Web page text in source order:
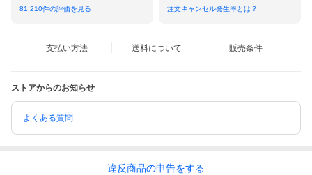
81,210件の評価を見る 注文キャンセル発生率とは？
支払い方法 送料について 販売条件
ストアからのお知らせ
よくある質問
違反商品の申告をする